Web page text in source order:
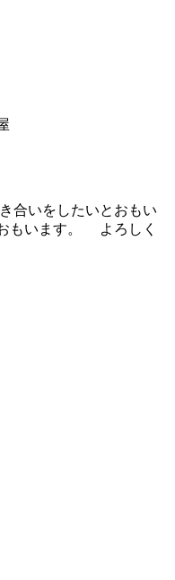
合いをしたいとおもい
もいます。 よろしく